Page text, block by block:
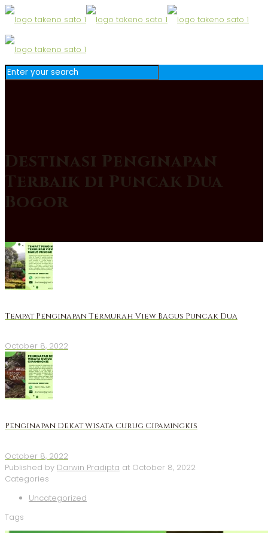
Destinasi Penginapan
Terbaik di Puncak Dua
Bogor
Tempat Penginapan Termurah View Bagus Puncak Dua
October 8, 2022
Penginapan Dekat Wisata Curug Cipamingkis
October 8, 2022
Published by Darwin Pradipta at October 8, 2022
Categories
Uncategorized
Tags